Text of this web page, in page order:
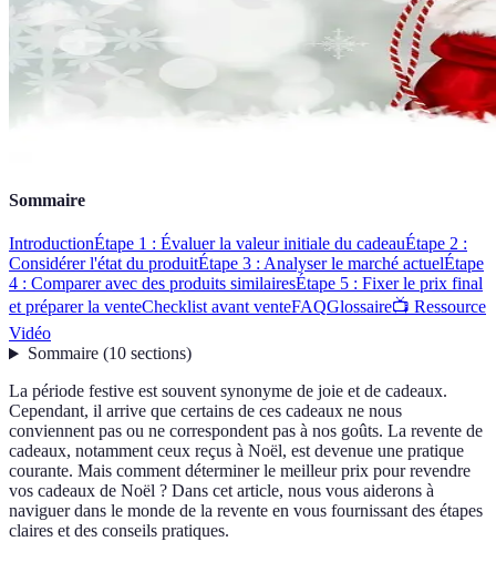
Sommaire
IntroductionÉtape 1 : Évaluer la valeur initiale du cadeauÉtape 2 :
Considérer l'état du produitÉtape 3 : Analyser le marché actuelÉtape
4 : Comparer avec des produits similairesÉtape 5 : Fixer le prix final
et préparer la venteChecklist avant venteFAQGlossaire📺 Ressource
Vidéo
Sommaire(10 sections)
La période festive est souvent synonyme de joie et de cadeaux.
Cependant, il arrive que certains de ces cadeaux ne nous
conviennent pas ou ne correspondent pas à nos goûts. La revente de
cadeaux, notamment ceux reçus à Noël, est devenue une pratique
courante. Mais comment déterminer le meilleur prix pour revendre
vos cadeaux de Noël ? Dans cet article, nous vous aiderons à
naviguer dans le monde de la revente en vous fournissant des étapes
claires et des conseils pratiques.